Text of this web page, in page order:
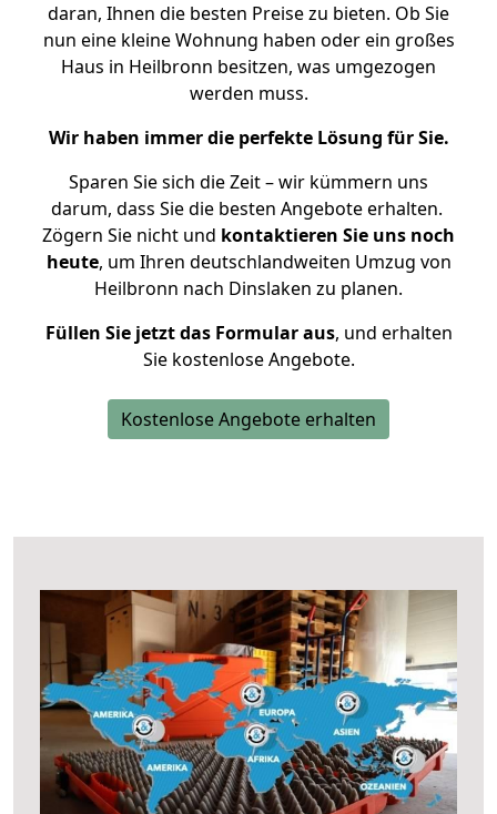
daran, Ihnen die besten Preise zu bieten. Ob Sie
nun eine kleine Wohnung haben oder ein großes
Haus in Heilbronn besitzen, was umgezogen
werden muss.
Wir haben immer die perfekte Lösung für Sie.
Sparen Sie sich die Zeit – wir kümmern uns
darum, dass Sie die besten Angebote erhalten.
Zögern Sie nicht und kontaktieren Sie uns noch
heute, um Ihren deutschlandweiten Umzug von
Heilbronn nach Dinslaken zu planen.
Füllen Sie jetzt das Formular aus, und erhalten
Sie kostenlose Angebote.
Kostenlose Angebote erhalten